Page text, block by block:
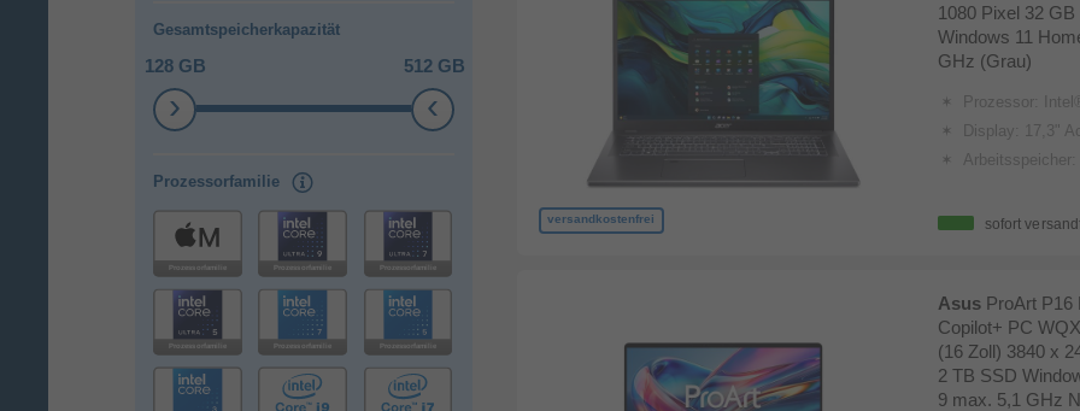
Gesamtspeicherkapazität
128 GB 512 GB
Prozessorfamilie
versandkostenfrei
1080 Pixel 32
Windows 11
GHz (Grau)
Prozessor: Intel®
Display: 17,3" Acer
Arbeitsspeicher:
sofort
Asus ProArt P16
Copilot+ PC
(16 Zoll) 3840 x
2 TB SSD
9 max. 5,1 GHz